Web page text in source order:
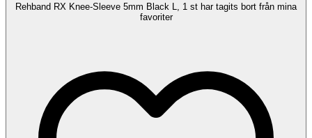
Rehband RX Knee-Sleeve 5mm Black L, 1 st har tagits bort från mina
favoriter